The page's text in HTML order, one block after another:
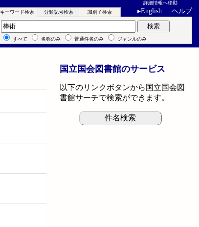
詳細情報へ移動
▸English ヘルプ
キーワード検索 分類記号検索 識別子検索
キーワード検索 検索
すべて 名称のみ 普通件名のみ ジャンルのみ
国立国会図書館のサービス
以下のリンクボタンから国立国会図
書館サーチで検索ができます。
件名検索